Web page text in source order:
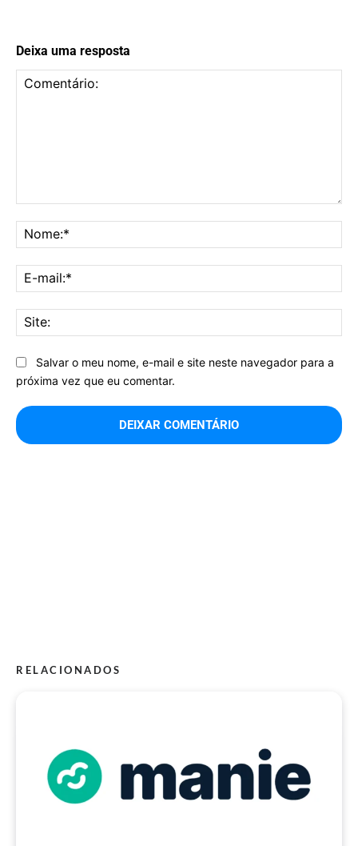
Deixa uma resposta
Salvar o meu nome, e-mail e site neste navegador para a
próxima vez que eu comentar.
RELACIONADOS